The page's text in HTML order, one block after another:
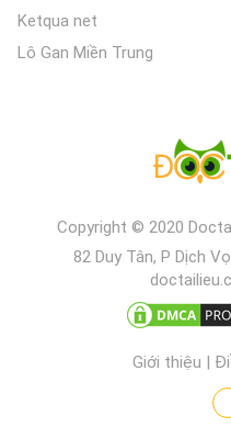
Ketqua net
Lô Gan Miền Trung
Copyright © 2020
82 Duy Tân, P Dịch
Giới thiệu |